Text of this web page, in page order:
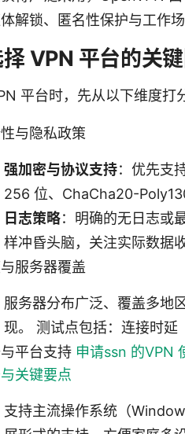
解锁、匿名性保护与工作
VPN 平台的关
平台时，先从以下维度打
与隐私政策
强加密与协议支持：优先支
256 位、ChaCha20-
日志策略：明确的无日志或
样冲昏头脑，关注实际数据
服务器覆盖
服务器分布广泛、覆盖多地
现。 测试点包括：连接时延
平台支持 申请ssn 的VPN
关键要点
支持主流操作系统（